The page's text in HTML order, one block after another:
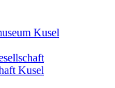
Kusel
Kusel